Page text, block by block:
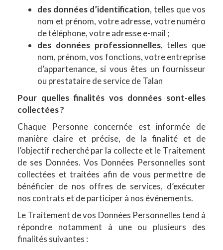
des données d’identification, telles que vos
nom et prénom, votre adresse, votre numéro
de téléphone, votre adresse e-mail ;
des données professionnelles, telles que
nom, prénom, vos fonctions, votre entreprise
d’appartenance, si vous êtes un fournisseur
ou prestataire de service de Talan
Pour quelles finalités vos données sont-elles
collectées ?
Chaque Personne concernée est informée de
manière claire et précise, de la finalité et de
l’objectif recherché par la collecte et le Traitement
de ses Données. Vos Données Personnelles sont
collectées et traitées afin de vous permettre de
bénéficier de nos offres de services, d’exécuter
nos contrats et de participer à nos événements.
Le Traitement de vos Données Personnelles tend à
répondre notamment à une ou plusieurs des
finalités suivantes :